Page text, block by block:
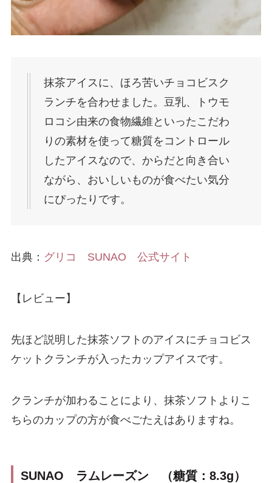
抹茶アイスに、ほろ苦いチョコビスク
ランチを合わせました。豆乳、トウモ
ロコシ由来の食物繊維といったこだわ
りの素材を使って糖質をコントロール
したアイスなので、からだと向き合い
ながら、おいしいものが食べたい気分
にぴったりです。
出典： グリコ SUNAO 公式サイト
【レビュー】
先ほど説明した抹茶ソフトのアイスにチョコビス
ケットクランチが入ったカップアイスです。
クランチが加わることにより、抹茶ソフトよりこ
ちらのカップの方が食べごたえはありますね。
SUNAO ラムレーズン （糖質：8.3g）